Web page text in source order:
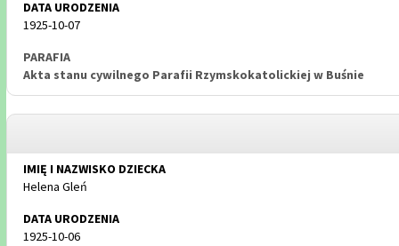
1925-10-07
Akta stanu cywilnego Parafii Rzymskokatolickiej w Buśnie
Helena Gleń
1925-10-06